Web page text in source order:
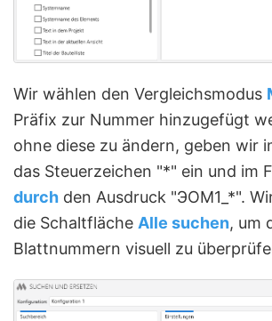
Wir wählen den Vergleichsmodus
Präfix zur Nummer hinzugefügt
ohne diese zu ändern, geben wir
das Steuerzeichen "*" ein und im
durch den Ausdruck "ЭОМ1_*".
die Schaltfläche Alle suchen, um
Blattnummern visuell zu